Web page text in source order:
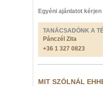
Egyéni ajánlatot
TANÁCSADÓNK A
Pánczél Zita
+36 1 327 0823
MIT SZÓLNÁL